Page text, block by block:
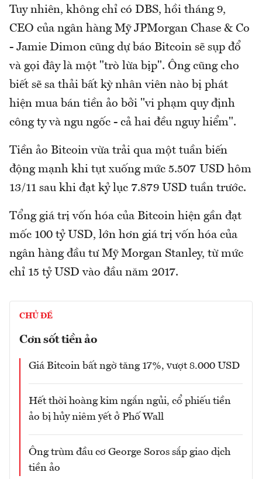
Tuy nhiên, không chỉ có DBS, hồi tháng 9,
CEO của ngân hàng Mỹ JPMorgan Chase & Co
- Jamie Dimon cũng dự báo Bitcoin sẽ sụp đổ
và gọi đây là một "trò lừa bịp". Ông cũng cho
biết sẽ sa thải bất kỳ nhân viên nào bị phát
hiện mua bán tiền ảo bởi "vi phạm quy định
công ty và ngu ngốc - cả hai đều nguy hiểm".
Tiền ảo Bitcoin vừa trải qua một tuần biến
động mạnh khi tụt xuống mức 5.507 USD hôm
13/11 sau khi đạt kỷ lục 7.879 USD tuần trước.
Tổng giá trị vốn hóa của Bitcoin hiện gần đạt
mốc 100 tỷ USD, lớn hơn giá trị vốn hóa của
ngân hàng đầu tư Mỹ Morgan Stanley, từ mức
chỉ 15 tỷ USD vào đầu năm 2017.
CHỦ ĐỀ
Cơn sốt tiền ảo
Giá Bitcoin bất ngờ tăng 17%, vượt 8.000 USD
Hết thời hoàng kim ngắn ngủi, cổ phiếu tiền
ảo bị hủy niêm yết ở Phố Wall
Ông trùm đầu cơ George Soros sắp giao dịch
tiền ảo